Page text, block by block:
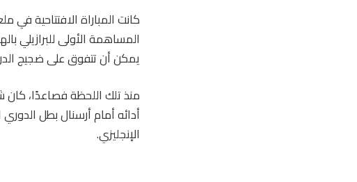
كانت المباراة الافتتاحية
يمكن أن تتفوق على ضجيج
منذ تلك اللحظة فصاعدًا،
أدائه أمام أرسنال بطل
الإنجليزي.